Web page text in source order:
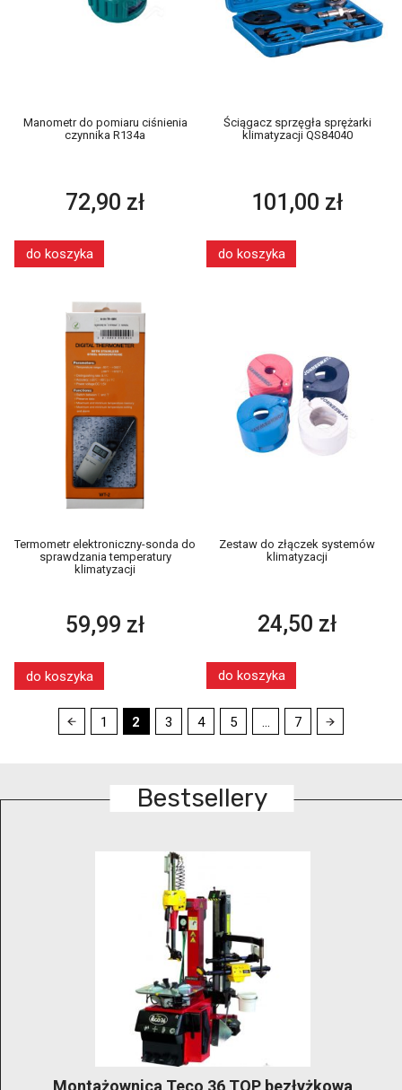
Manometr do pomiaru ciśnienia
czynnika R134a
72,90 zł
do koszyka
Ściągacz sprzęgła sprężarki
klimatyzacji QS84040
101,00 zł
do koszyka
Termometr elektroniczny-sonda do
sprawdzania temperatury
klimatyzacji
59,99 zł
do koszyka
Zestaw do złączek systemów
klimatyzacji
24,50 zł
do koszyka
1 2 3 4 5 ... 7
Bestsellery
GRUBBER KónigStiger –bezłyżkowa